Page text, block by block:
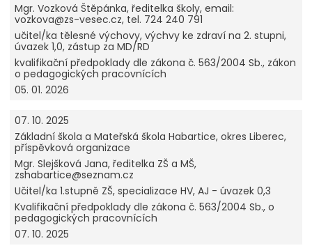
Mgr. Vozková Štěpánka, ředitelka školy, email:
vozkova@zs-vesec.cz, tel. 724 240 791
učitel/ka tělesné výchovy, výchvy ke zdraví na 2. stupni,
úvazek 1,0, zástup za MD/RD
kvalifikační předpoklady dle zákona č. 563/2004 Sb., zákon
o pedagogických pracovnících
05. 01. 2026
07. 10. 2025
Základní škola a Mateřská škola Habartice, okres Liberec,
příspěvková organizace
Mgr. Slejšková Jana, ředitelka ZŠ a MŠ,
zshabartice@seznam.cz
Učitel/ka 1.stupně ZŠ, specializace HV, AJ - úvazek 0,3
Kvalifikační předpoklady dle zákona č. 563/2004 Sb., o
pedagogických pracovnících
07. 10. 2025